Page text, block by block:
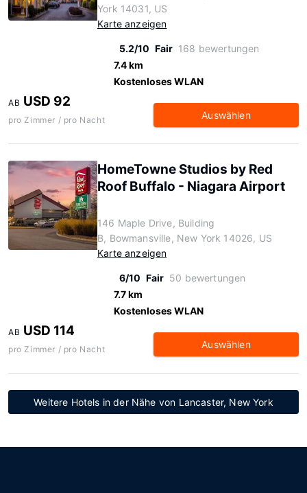
York 14031, US
Karte anzeigen
5.2/10 Fair 168 bewertungen
7.4 km
Kostenloses WLAN
AB USD 92
pro Zimmer / pro Nacht Auswählen
HomeTowne Studios by Red
Roof Buffalo - Niagara Airport
146 Maple Drive, Building
B, Bowmansville, New York 14026, US
Karte anzeigen
6/10 Fair 50 bewertungen
7.7 km
Kostenloses WLAN
AB USD 114
pro Zimmer / pro Nacht Auswählen
Weitere Hotels in der Nähe von Lancaster, New York